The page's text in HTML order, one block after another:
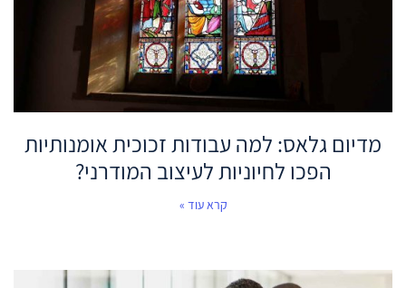
מדיום גלאס: למה עבודות זכוכית אומנותיות
הפכו לחיוניות לעיצוב המודרני?
קרא עוד »